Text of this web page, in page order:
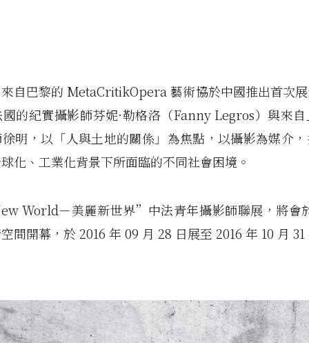
自巴黎的 MetaCritikOpera 藝術協於中國推出首次
的紀實攝影師芬妮·勒格洛（Fanny Legros）與來
明，以「人與土地的關係」為焦點，以攝影為媒介
化、工業化背景下所面臨的不同社會困境。
World－美麗新世界”中法青年攝影師聯展，將會
間開幕，於 2016 年 09 月 28 日展至 2016 年 10 月 31